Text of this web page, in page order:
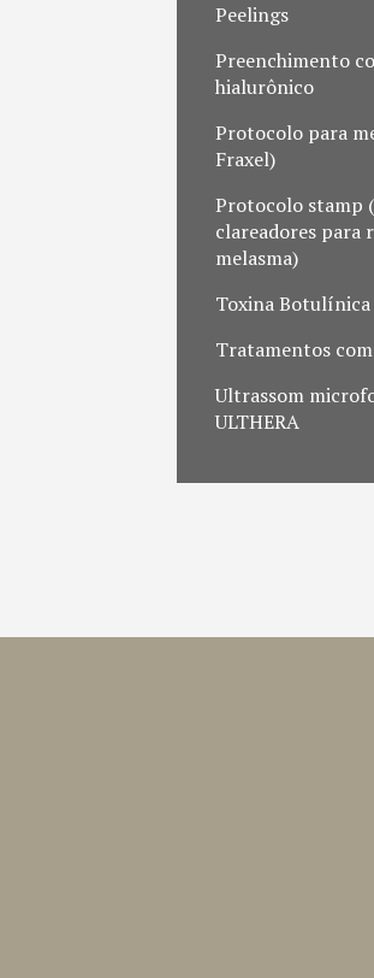
Peelings
Preenchimento
hialurônico
Protocolo para
Fraxel)
Protocolo stamp
clareadores para
melasma)
Toxina Botulínica
Tratamentos
Ultrassom
ULTHERA